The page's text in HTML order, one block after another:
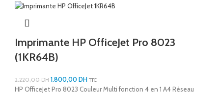
Imprimante HP OfficeJet Pro 8023
(1KR64B)
2.220,00DH 1.800,00DH TTC
HP OfficeJet Pro 8023 Couleur Multi fonction 4 en 1 A4 Réseau